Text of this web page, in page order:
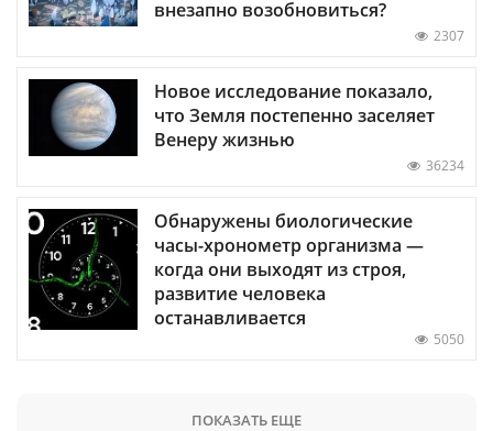
внезапно возобновиться?
2307
Новое исследование показало,
что Земля постепенно заселяет
Венеру жизнью
36234
Обнаружены биологические
часы-хронометр организма —
когда они выходят из строя,
развитие человека
останавливается
5050
ПОКАЗАТЬ ЕЩЕ